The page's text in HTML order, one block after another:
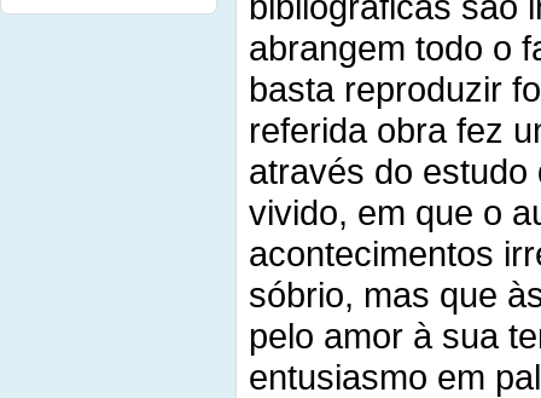
abrangem todo o
basta reproduzir
referida obra fez
através do
vivido, em que o
acontecimentos
sóbrio, mas que
pelo amor à sua
entusiasmo em